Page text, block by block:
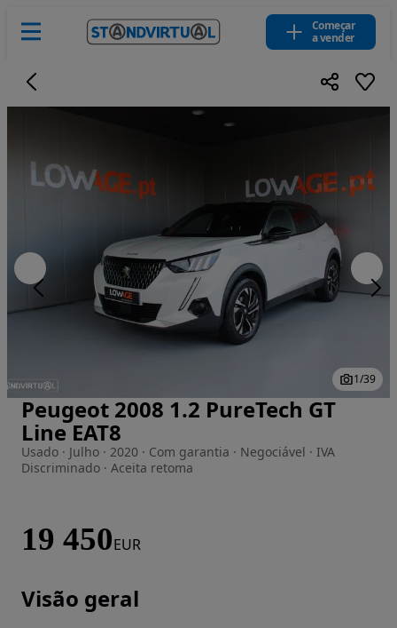
Começar
a vender
Imagem 1 de 39
1/39
Peugeot 2008 1.2 PureTech GT
Line EAT8
Usado · Julho · 2020 · Com garantia · Negociável · IVA
Discriminado · Aceita retoma
19 450EUR
Visão geral